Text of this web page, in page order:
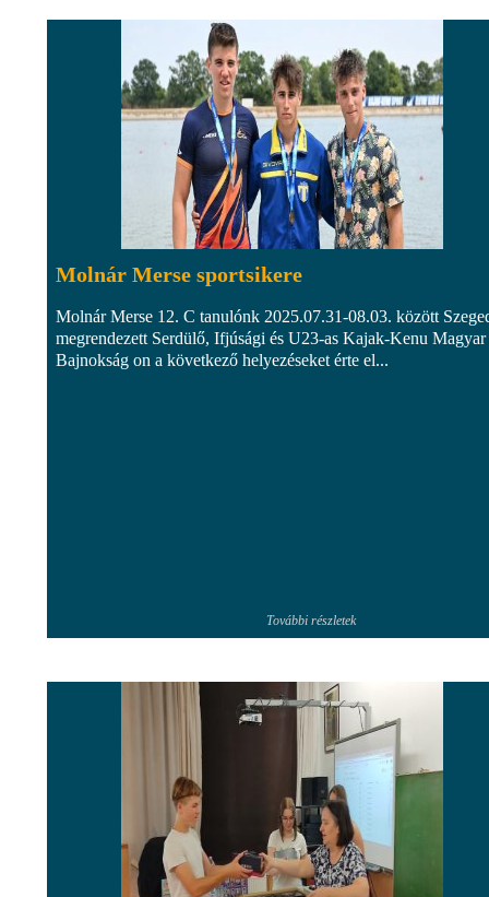
Molnár Merse sportsikere
Molnár Merse 12. C tanulónk 2025.07.31-08.03. között
megrendezett Serdülő, Ifjúsági és U23-as Kajak-Kenu Magyar
Bajnokság on a következő helyezéseket érte el...
További részletek